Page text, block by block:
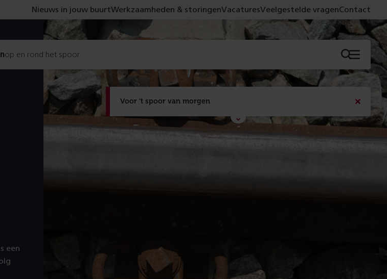
Voor 't spoor van morgen
Met de campagne 'Voor 't spoor naar morgen' laten
we zien wat er vandaag gebeurt en wat dat -
sluiten
Nieuws in jouw buurtWerkzaamheden & storingenVacaturesVeelgestelde vragenContact
op en rond het spoor Menu
een